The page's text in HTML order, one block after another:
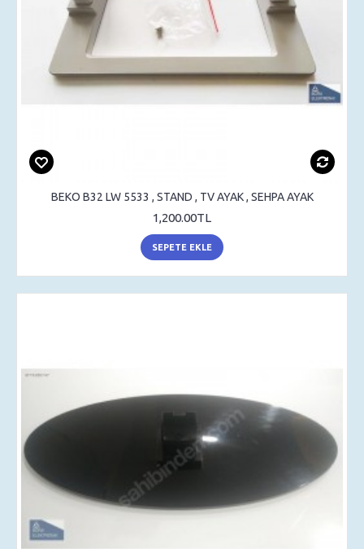
BEKO B32 LW 5533 , STAND , TV AYAK , SEHPA AYAK
1,200.00TL
SEPETE EKLE